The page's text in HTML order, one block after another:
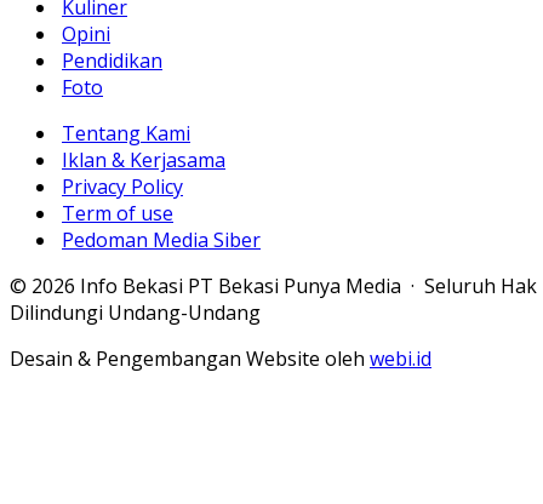
Kuliner
Opini
Pendidikan
Foto
Tentang Kami
Iklan & Kerjasama
Privacy Policy
Term of use
Pedoman Media Siber
© 2026 Info Bekasi PT Bekasi Punya Media · Seluruh Hak
Dilindungi Undang-Undang
Desain & Pengembangan Website oleh webi.id